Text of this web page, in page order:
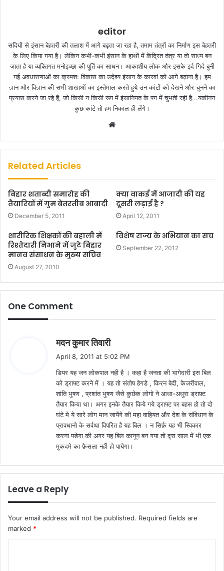
editor
सदियों से इंसान बेहतरी की तलाश में आगे बढ़ता जा रहा है, तमाम तंत्रों का निर्माण इस बेहतरी
के लिए किया गया है। लेकिन कभी-कभी इंसान के हाथों में केंद्रित तंत्र या तो साध्य बन
जाता है या व्यक्तिगत मनोइच्छा की पूर्ति का साधन। आकाशीय लोक और इसके इर्द गिर्द बुनी
गई अवधाराणाओं का क्रमश: विकास का उदेश्य इंसान के कारवां को आगे बढ़ाना है। हम
ज्ञान और विज्ञान की सभी शाखाओं का इस्तेमाल करते हुये उन कांटों को देखने और चुनने का
प्रयास करने जा रहे हैं, जो किसी न किसी रूप में इंसानियत के पग में चुभती रही है...यकीनन
कुछ कांटे तो हम निकाल ही लेंगे।
b
e
Related Articles
बिहार शताब्दी समारोह की
तैयारियों में गुम बेतरतीब आबादी
December 5, 2011
क्या वाकई में आजादी की यह
दूसरी लड़ाई है ?
April 12, 2011
शारीरिक शिक्षकों की बहाली में
रिश्तेदारी निभाने में जुटे बिहार
मानव संसाधन के मुख्य सचिव
August 27, 2010
विशेष राज्य के अभियान का सच
September 22, 2012
One Comment
मदन कुमार तिवारीs
s
:
April 8, 2011 at 5:02 PM
डियर यह जन लोकपाल नही है । कहा है जनता की भागेदारी इस बिल
को ड्राफ़्ट करने में । यह तो संतोष हेगडे , किरन बेदी, केजरीवाल,
शांति भुषण , प्रशांत भुषण जैसे कुछेक लोगो ने आधा-अधुरा ड्राफ़्ट
तैयार किया था। अगर इनके तैयार किये गये ड्राफ़्ट पर बहस हो तो दो
घंटे मे ये सारे लोग मान जायेंगे की महा वाहियत और देश के संविधान के
प्रावधानो के सर्वथा विपरित है यह बिल । न सिर्फ़ यह भी स्विकार
करना पडेगा की अगर यह बिल कानून बन गया तो द्स साल में भी एक
मुकदमे का फ़ैसला नही हो पायेगा।
Leave a Reply
Your email address will not be published. Required fields are
marked *